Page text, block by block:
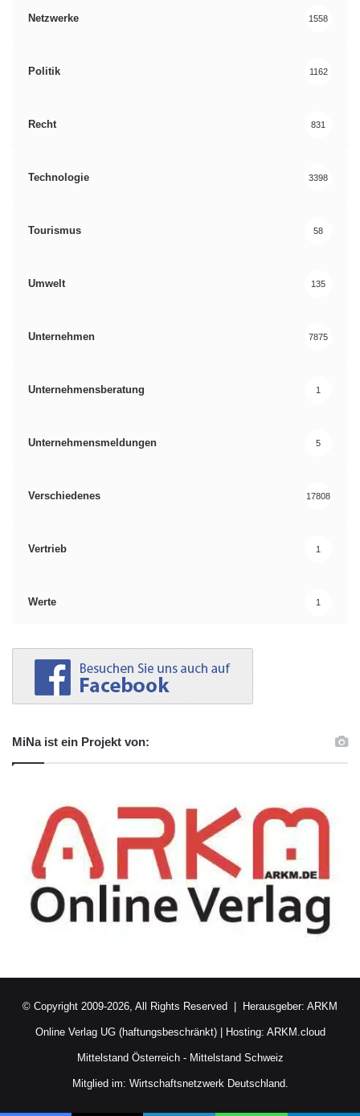
Netzwerke 1558
Politik 1162
Recht 831
Technologie 3398
Tourismus 58
Umwelt 135
Unternehmen 7875
Unternehmensberatung 1
Unternehmensmeldungen 5
Verschiedenes 17808
Vertrieb 1
Werte 1
MiNa ist ein Projekt von:
© Copyright 2009-2026, All Rights Reserved | Herausgeber: ARKM
Online Verlag UG (haftungsbeschränkt)| Hosting: ARKM.cloud
Mittelstand Österreich- Mittelstand Schweiz
Mitglied im: Wirtschaftsnetzwerk Deutschland.